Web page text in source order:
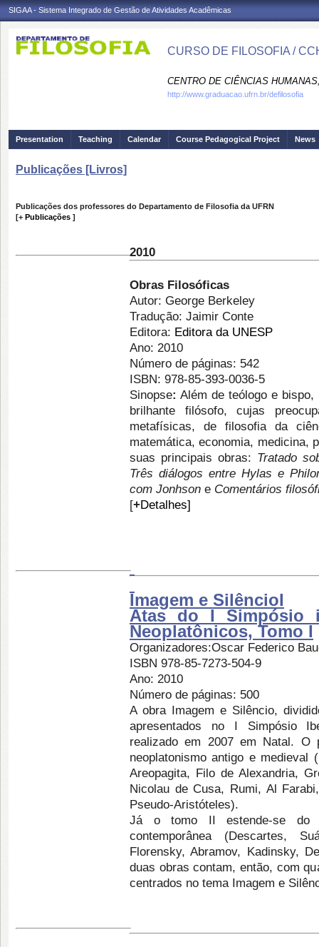
SIGAA - Sistema Integrado de Gestão de Atividades Acadêmicas
CURSO DE FILOSOFIA /
CENTRO DE CIÊNCIAS
http://www.graduacao.ufrn.br/defilosofia
Presentation Teaching Calendar Course Pedagogical Project News
Publicações [Livros]
Publicações dos professores do Departamento de Filosofia da UFRN
[+ Publicações ]
2010
Obras Filosóficas
Autor: George Berkeley
Tradução: Jaimir Conte
Editora: Editora da UNESP
Ano: 2010
Número de páginas: 542
ISBN: 978-85-393-0036-5
Sinopse: Além de teólogo e
brilhante filósofo, cujas
metafísicas, de filosofia da
matemática, economia, medicina,
suas principais obras: Tratado
Três diálogos entre Hylas e
com Jonhson e Comentários
[+Detalhes]
Imagem e SilêncioI
Atas do I Simpósio
Neoplatônicos, Tomo I
Organizadores:Oscar Federico
ISBN 978-85-7273-504-9
Ano: 2010
Número de páginas: 500
A obra Imagem e Silêncio,
apresentados no I Simpósio
realizado em 2007 em Natal. O
neoplatonismo antigo e medieval
Areopagita, Filo de Alexandria,
Nicolau de Cusa, Rumi, Al
Pseudo-Aristóteles).
Já o tomo II estende-se do
contemporânea (Descartes,
Florensky, Abramov, Kadinsky,
duas obras contam, então, com
centrados no tema Imagem e